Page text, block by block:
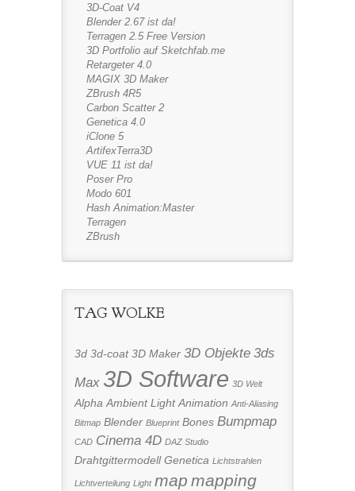
3D-Coat V4
Blender 2.67 ist da!
Terragen 2.5 Free Version
3D Portfolio auf Sketchfab.me
Retargeter 4.0
MAGIX 3D Maker
ZBrush 4R5
Carbon Scatter 2
Genetica 4.0
iClone 5
ArtifexTerra3D
VUE 11 ist da!
Poser Pro
Modo 601
Hash Animation:Master
Terragen
ZBrush
TAG WOLKE
3d 3d-coat 3D Maker 3D Objekte 3ds
Max 3D Software 3D Welt
Alpha Ambient Light Animation Anti-Aliasing
Bitmap Blender Blueprint Bones Bumpmap
CAD Cinema 4D DAZ Studio
Drahtgittermodell Genetica Lichtstrahlen
Lichtverteilung Light map mapping